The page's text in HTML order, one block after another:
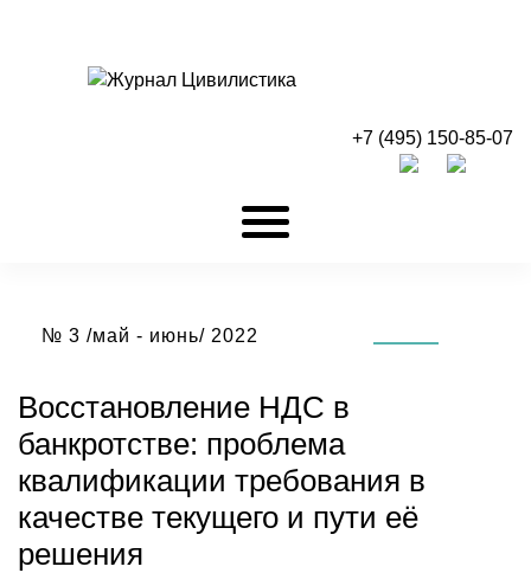
+7 (495) 150-85-07
№ 3 /май - июнь/ 2022
Восстановление НДС в
банкротстве: проблема
квалификации требования в
качестве текущего и пути её
решения